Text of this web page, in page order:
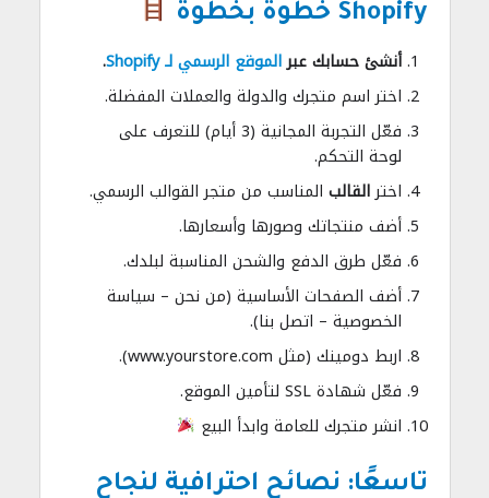
Shopify خطوة بخطوة
أنشئ حسابك عبرالموقع الرسمي لـ Shopify
.
اختر اسم متجرك والدولة والعملات المفضلة.
فعّل التجربة المجانية (3 أيام) للتعرف على
لوحة التحكم.
اخترالقالب المناسب من متجر القوالب الرسمي.
أضف منتجاتك وصورها وأسعارها.
فعّل طرق الدفع والشحن المناسبة لبلدك.
أضف الصفحات الأساسية (من نحن – سياسة
الخصوصية – اتصل بنا).
اربط دومينك (مثل www.yourstore.com).
فعّل شهادة SSL لتأمين الموقع.
انشر متجرك للعامة وابدأ البيع
تاسعًا: نصائح احترافية لنجاح